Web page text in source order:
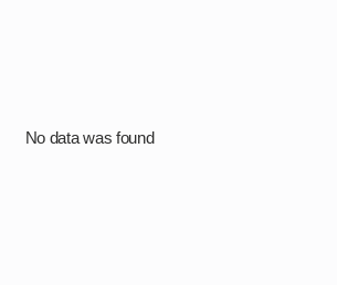
No data was found